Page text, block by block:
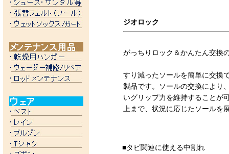
ジオロック
がっちりロック＆かんたん交換
すり減ったソールを簡単に交換
製品です。ソールの交換により
いグリップ力を維持することが
上まで、状況に応じたソールを
■タビ関連に使える中割れ